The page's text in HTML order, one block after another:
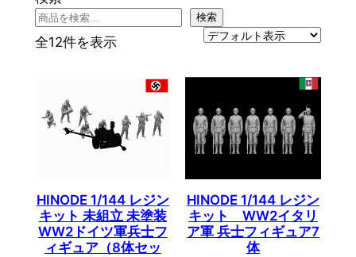
品
検索
全12件を表示
HINODE 1/144 レジン
キット 未組立 未塗装
WW2ドイツ軍兵士フ
ィギュア（8体セッ
HINODE 1/144 レジン
キット WW2イタリ
ア軍 兵士フィギュア7
体